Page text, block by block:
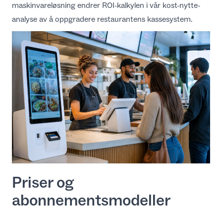
maskinvareløsning endrer ROI-kalkylen i vår kost-nytte-
analyse av å oppgradere restaurantens kassesystem.
Priser og
abonnementsmodeller